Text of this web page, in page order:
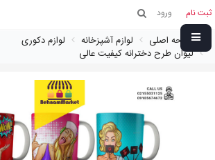
ثبت نام ورود
صفحه اصلی لوازم آشپزخانه
لوازم دکوری
ليوان طرح دخترانه كيفيت عالی